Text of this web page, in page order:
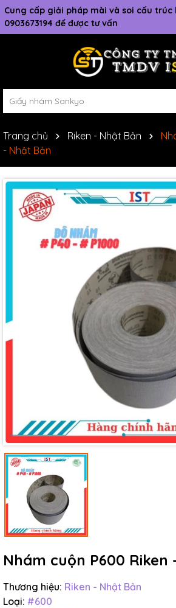
Cung cấp giải pháp mài và soi cấu
0903673194 để được tư vấn
Trang chủ Riken - Nhật Bản
- Nhật Bản
Nhám cuộn P600 Riken
Thương hiệu: Riken - Nhật Bản
Loại: #600
Ngày hết hạn:
Điều kiện: